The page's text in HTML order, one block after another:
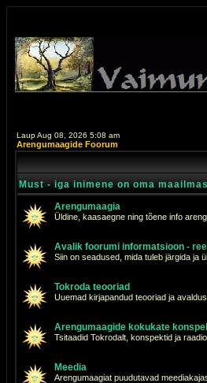
Laup Aug 08, 2026 5:08 am
Arengumaagide Foorum
Must - iga inimene on oma
Arengumaagia
Üldine, kaasaegne ning tõene info
Avalik foorumi informatsioon -
Siin on seadused, mida tuleb järgida ja
Tokroda teooriad
Uuemad kirjapandud teooriad ja
Arengumaagide kokukate
Tsitaadid Tokrodalt, konspektid ja
Meedia
Arengumaagiat puudutavad